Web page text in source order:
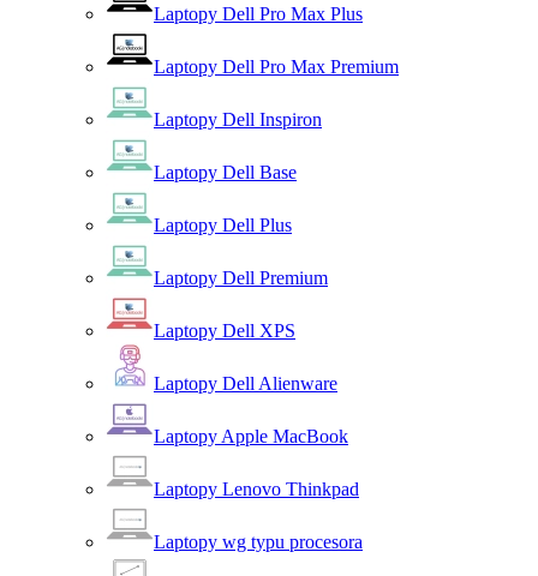
Laptopy Dell Pro Max Plus
Laptopy Dell Pro Max Premium
Laptopy Dell Inspiron
Laptopy Dell Base
Laptopy Dell Plus
Laptopy Dell Premium
Laptopy Dell XPS
Laptopy Dell Alienware
Laptopy Apple MacBook
Laptopy Lenovo Thinkpad
Laptopy wg typu procesora